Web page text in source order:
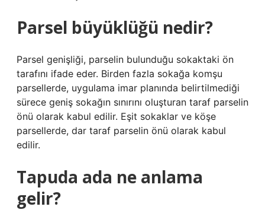
Parsel büyüklüğü nedir?
Parsel genişliği, parselin bulunduğu sokaktaki ön
tarafını ifade eder. Birden fazla sokağa komşu
parsellerde, uygulama imar planında belirtilmediği
sürece geniş sokağın sınırını oluşturan taraf parselin
önü olarak kabul edilir. Eşit sokaklar ve köşe
parsellerde, dar taraf parselin önü olarak kabul
edilir.
Tapuda ada ne anlama
gelir?